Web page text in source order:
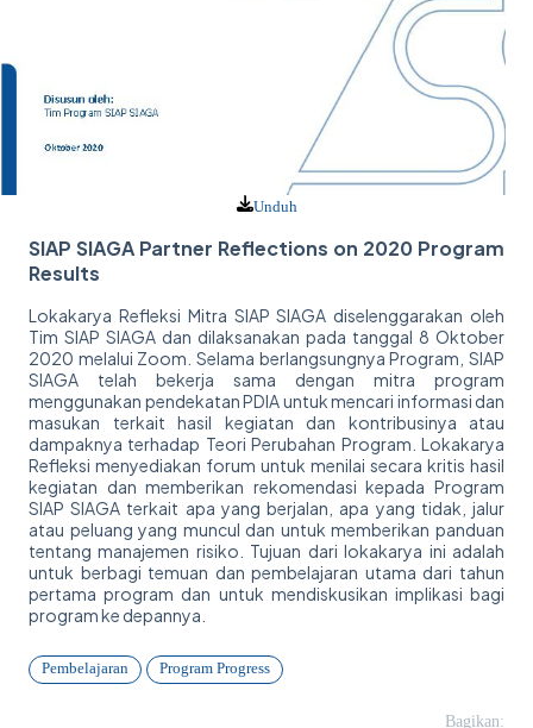
Unduh
SIAP SIAGA Partner Reflections on 2020 Program
Results
Lokakarya Refleksi Mitra SIAP SIAGA diselenggarakan oleh
Tim SIAP SIAGA dan dilaksanakan pada tanggal 8 Oktober
2020 melalui Zoom. Selama berlangsungnya Program, SIAP
SIAGA telah bekerja sama dengan mitra program
menggunakan pendekatan PDIA untuk mencari informasi dan
masukan terkait hasil kegiatan dan kontribusinya atau
dampaknya terhadap Teori Perubahan Program. Lokakarya
Refleksi menyediakan forum untuk menilai secara kritis hasil
kegiatan dan memberikan rekomendasi kepada Program
SIAP SIAGA terkait apa yang berjalan, apa yang tidak, jalur
atau peluang yang muncul dan untuk memberikan panduan
tentang manajemen risiko. Tujuan dari lokakarya ini adalah
untuk berbagi temuan dan pembelajaran utama dari tahun
pertama program dan untuk mendiskusikan implikasi bagi
program ke depannya.
Pembelajaran Program Progress
Bagikan: